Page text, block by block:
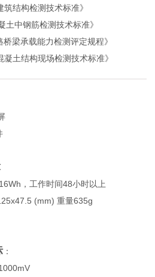
筑结构检测技术标准》
土中钢筋检测技术标准》
桥梁承载能力检测评定规程》
凝土结构现场检测技术标准》
，工作时间48小时以上
(mm) 重量635g
：